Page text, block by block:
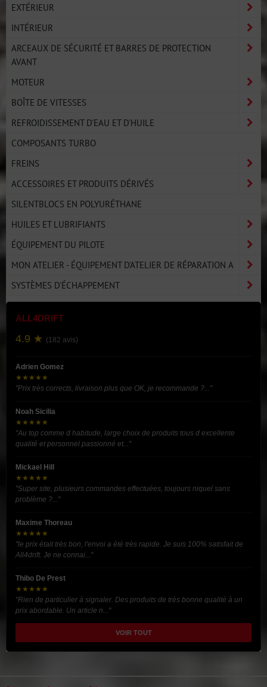
EXTÉRIEUR
INTÉRIEUR
ARCEAUX DE SÉCURITÉ ET BARRES DE PROTECTION
AVANT
MOTEUR
BOÎTE DE VITESSES
REFROIDISSEMENT D'EAU ET D'HUILE
COMPOSANTS TURBO
FREINS
ACCESSOIRES ET PRODUITS DÉRIVÉS
SILENTBLOCS EN POLYURÉTHANE
HUILES ET LUBRIFIANTS
ÉQUIPEMENT DU PILOTE
MON ATELIER - ÉQUIPEMENT D'ATELIER DE RÉPARATION A
SYSTÈMES D'ÉCHAPPEMENT
ALL4DRIFT
4.9 ★ (182 avis)
Adrien Gomez
★★★★★
"Prix très corrects, livraison plus que OK, je recommande ?..."
Noah Sicilia
★★★★★
"Au top comme d habitude, large choix de produits tous d excellente
qualité et personnel passionné et..."
Mickael Hill
★★★★★
"Super site, plusieurs commandes effectuées, toujours niquel sans
problème ?..."
Maxime Thoreau
★★★★★
"le prix était très bon, l'envoi a été très rapide. Je suis 100% satisfait de
All4drift. Je ne connai..."
Thibo De Prest
★★★★★
"Rien de particulier à signaler. Des produits de très bonne qualité à un
prix abordable. Un article n..."
VOIR TOUT